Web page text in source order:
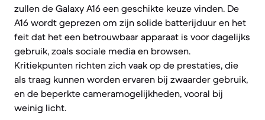
zullen de Galaxy A16 een geschikte keuze vinden. De
A16 wordt geprezen om zijn solide batterijduur en het
feit dat het een betrouwbaar apparaat is voor dagelijks
gebruik, zoals sociale media en browsen.
Kritiekpunten richten zich vaak op de prestaties, die
als traag kunnen worden ervaren bij zwaarder gebruik,
en de beperkte cameramogelijkheden, vooral bij
weinig licht.